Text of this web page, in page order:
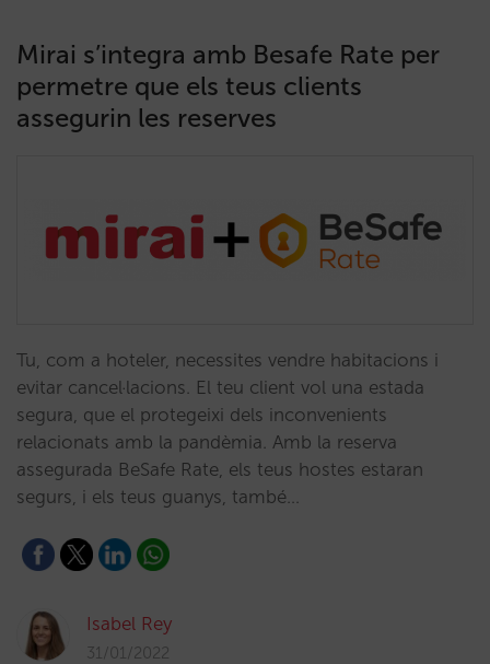
Mirai s’integra amb Besafe Rate per
permetre que els teus clients
assegurin les reserves
Tu, com a hoteler, necessites vendre habitacions i
evitar cancel·lacions. El teu client vol una estada
segura, que el protegeixi dels inconvenients
relacionats amb la pandèmia. Amb la reserva
assegurada BeSafe Rate, els teus hostes estaran
segurs, i els teus guanys, també…
Isabel Rey
31/01/2022